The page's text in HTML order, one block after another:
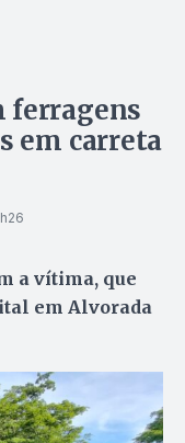
ferragens
em carreta
a vítima, que
em Alvorada